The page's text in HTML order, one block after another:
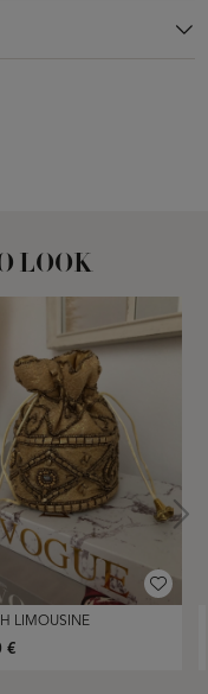
LOOK
LIMOUSINE
€